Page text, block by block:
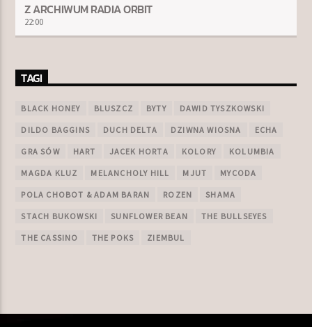
Z ARCHIWUM RADIA ORBIT
22:00
TAGI
BLACK HONEY BLUSZCZ BYTY DAWID TYSZKOWSKI
DILDO BAGGINS DUCH DELTA DZIWNA WIOSNA ECHA
GRA SÓW HART JACEK HORTA KOLORY KOLUMBIA
MAGDA KLUZ MELANCHOLY HILL MJUT MYCODA
POLA CHOBOT & ADAM BARAN ROZEN SHAMA
STACH BUKOWSKI SUNFLOWER BEAN THE BULLSEYES
THE CASSINO THE POKS ZIEMBUL